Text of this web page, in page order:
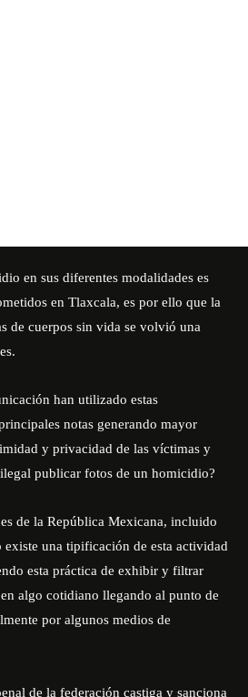
en sus diferentes modalidades es
en Tlaxcala, es por ello que la
de cuerpos sin vida se volvió una
han utilizado estas
notas generando mayor
y privacidad de las víctimas y
publicar fotos de un homicidio?
de la República Mexicana, incluido
existe una tipificación de esta actividad
esta práctica de exhibir y filtrar
algo cotidiano llegando al punto de
por algunos medios de
de la federación castiga y sanciona